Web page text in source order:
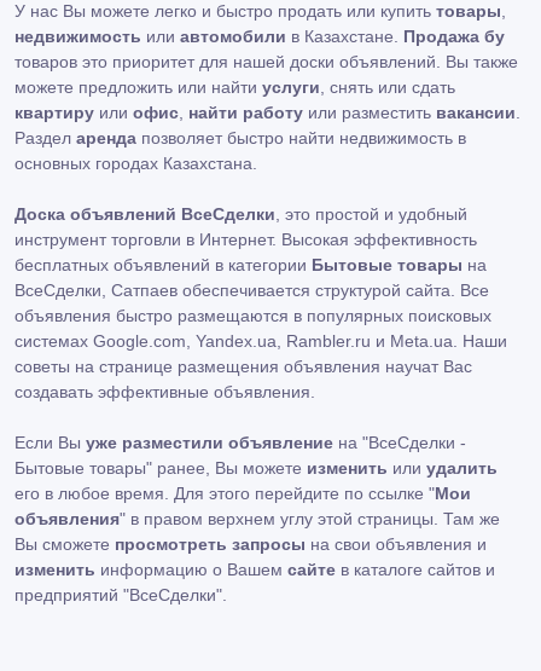
У нас Вы можете легко и быстро продать или купить товары
недвижимость или автомобили в Казахстане. Продажа бу
товаров это приоритет для нашей доски объявлений. Вы также
можете предложить или найти услуги , снять или сдать
квартиру или офис найти работу или разместить вакансии
Раздел аренда позволяет быстро найти недвижимость в
основных городах Казахстана.
Доска объявлений ВсеСделки , это простой и удобный
инструмент торговли в Интернет. Высокая эффективность
бесплатных объявлений в категории Бытовые товары на
ВсеСделки, Сатпаев обеспечивается структурой сайта. Все
объявления быстро размещаются в популярных поисковых
системах Google.com, Yandex.ua, Rambler.ru и Meta.ua. Наши
советы на странице размещения объявления научат Вас
создавать эффективные объявления.
Если Вы уже разместили объявление на "ВсеСделки -
Бытовые товары" ранее, Вы можете изменить или удалить
его в любое время. Для этого перейдите по ссылке "Мои
объявления" в правом верхнем углу этой страницы. Там же
Вы сможете просмотреть запросы на свои объявления и
изменить информацию о Вашем сайте в каталоге сайтов и
предприятий "ВсеСделки".